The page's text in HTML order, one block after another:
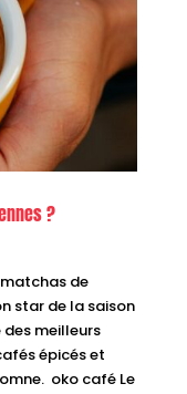
?
de
star de la saison
meilleurs
épicés et
oko café Le